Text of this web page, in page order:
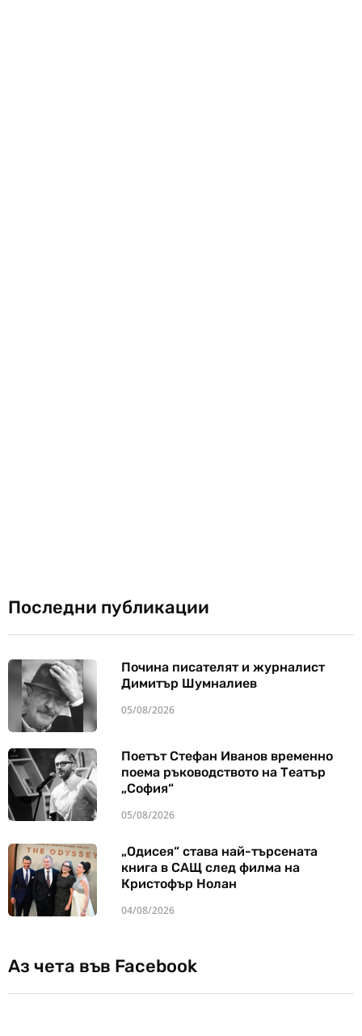
Последни публикации
Почина писателят и журналист
Димитър Шумналиев
05/08/2026
Поетът Стефан Иванов временно
поема ръководството на Театър
„София“
05/08/2026
„Одисея“ става най-търсената
книга в САЩ след филма на
Кристофър Нолан
04/08/2026
Аз чета във Facebook